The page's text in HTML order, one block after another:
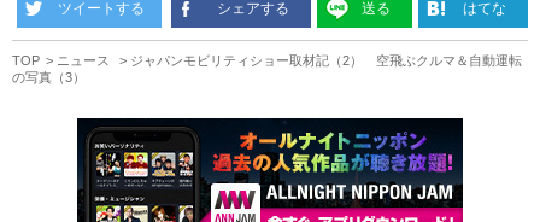
ツイートする シェアする 送る はてな
TOP ニュース
ジャパンモビリティショー取材記（2） 空飛ぶクルマ＆自動運転
の写真（3）